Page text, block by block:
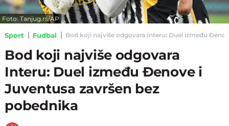
Foto: Tanjug.rs/AP
Sport Fudbal Bod koji najviše odgovara Interu: Duel između
Bod koji najviše odgovara
Interu: Duel između Đenove i
Juventusa završen bez
pobednika